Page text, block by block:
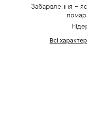
Забарвлення –
Всі